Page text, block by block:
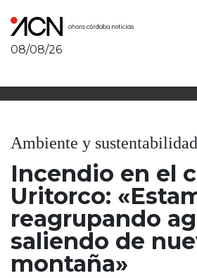
08/08/26
Política y
Córdoba
Córdoba, la
Ambiente y
Deportes
Córdoba
Córdoba
Nacionales
Córdoba, la
Villa María y
San Francisco y
Traslasierra
Punilla / Carlos
Alta Gracia
Marcos
Río Primero
Ambiente y sustentabilidad
Incendio en el
Uritorco:
reagrupando
saliendo de
montaña»